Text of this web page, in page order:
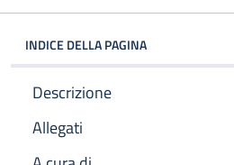
INDICE DELLA PAGINA
Descrizione
Allegati